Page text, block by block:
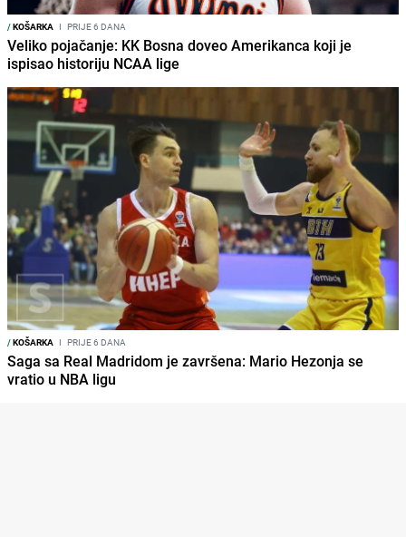
/KOŠARKA I PRIJE 6 DANA
Veliko pojačanje: KK Bosna doveo Amerikanca koji je
ispisao historiju NCAA lige
/KOŠARKA I PRIJE 6 DANA
Saga sa Real Madridom je završena: Mario Hezonja se
vratio u NBA ligu